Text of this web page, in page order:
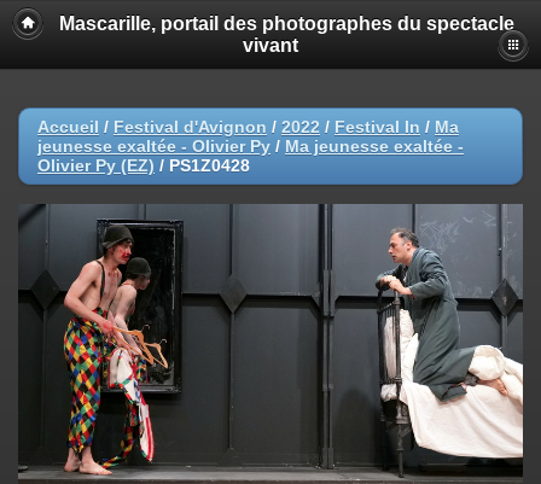
Mascarille, portail des photographes du spectacle
vivant
Accueil / Festival d'Avignon / 2022 / Festival In / Ma
jeunesse exaltée - Olivier Py / Ma jeunesse exaltée -
Olivier Py (EZ) / PS1Z0428